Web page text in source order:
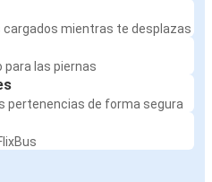
mientras te desplazas
para las piernas
pertenencias de forma segura